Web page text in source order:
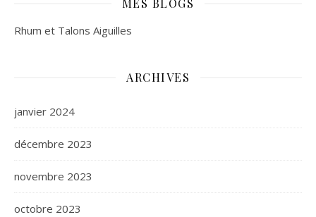
MES BLOGS
Rhum et Talons Aiguilles
ARCHIVES
janvier 2024
décembre 2023
novembre 2023
octobre 2023